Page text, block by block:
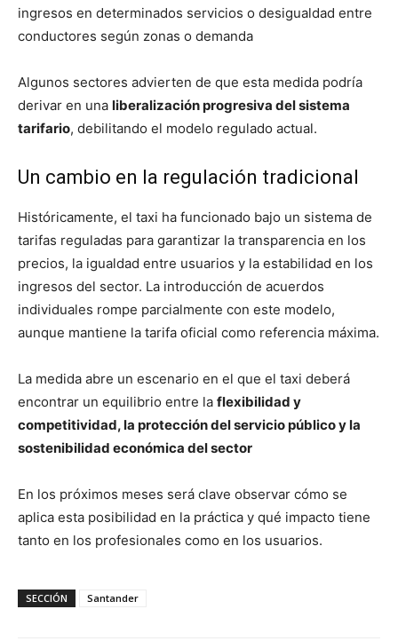
ingresos en determinados servicios o desigualdad entre
conductores según zonas o demanda
Algunos sectores advierten de que esta medida podría
derivar en una liberalización progresiva del sistema
tarifario, debilitando el modelo regulado actual.
Un cambio en la regulación tradicional
Históricamente, el taxi ha funcionado bajo un sistema de
tarifas reguladas para garantizar la transparencia en los
precios, la igualdad entre usuarios y la estabilidad en los
ingresos del sector. La introducción de acuerdos
individuales rompe parcialmente con este modelo,
aunque mantiene la tarifa oficial como referencia máxima.
La medida abre un escenario en el que el taxi deberá
encontrar un equilibrio entre la flexibilidad y
competitividad, la protección del servicio público y la
sostenibilidad económica del sector
En los próximos meses será clave observar cómo se
aplica esta posibilidad en la práctica y qué impacto tiene
tanto en los profesionales como en los usuarios.
SECCIÓN Santander